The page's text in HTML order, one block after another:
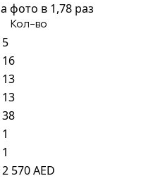
фото в 1,78 раз
Кол-во
5
16
13
13
38
1
1
2 570 AED